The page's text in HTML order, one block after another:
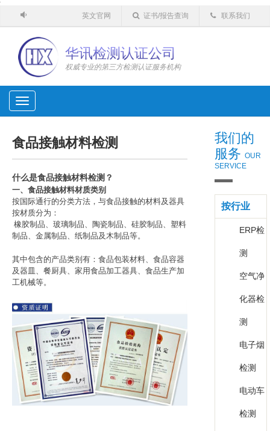
'
英文官网 证书/报告查询 联系我们
华讯检测认证公司
权威专业的第三方检测认证服务机构
Toggle
navigation
食品接触材料检测
什么是食品接触材料检测？
一、食品接触材料材质类别
按国际通行的分类方法，与食品接触的材料及器具
按材质分为：
橡胶制品、玻璃制品、陶瓷制品、硅胶制品、塑料
制品、金属制品、纸制品及木制品等。
其中包含的产品类别有：食品包装材料、食品容器
及器皿、餐厨具、家用食品加工器具、食品生产加
工机械等。
我们的
服务 OUR
SERVICE
按行业
ERP检
测
空气净
化器检
测
电子烟
检测
电动车
检测